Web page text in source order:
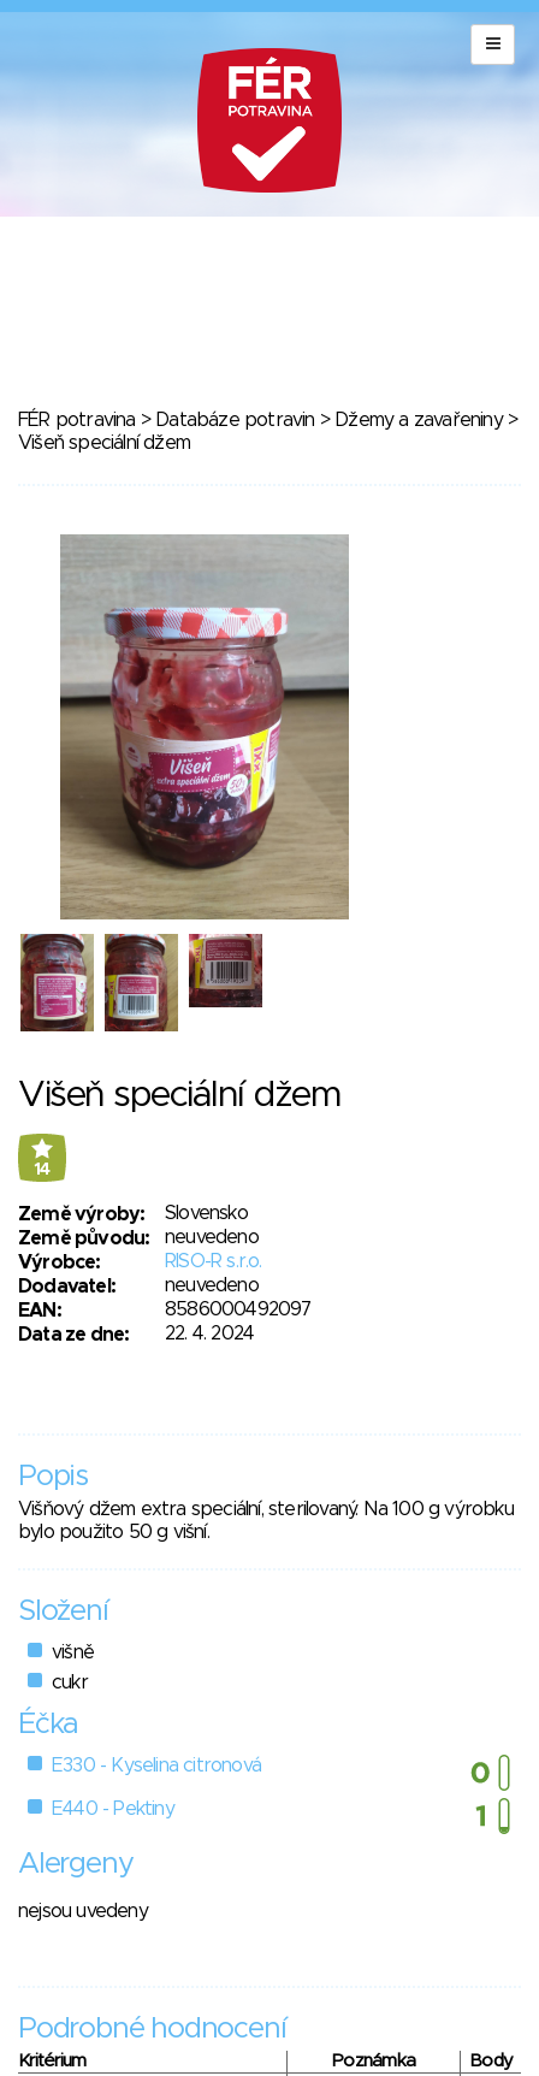
FÉR potravina > Databáze potravin > Džemy a zavařeniny>
Višeň speciální džem
Višeň speciální džem
14
Země výroby:
Slovensko
Země původu:
neuvedeno
Výrobce:
RISO-R s.r.o.
Dodavatel:
neuvedeno
EAN:
8586000492097
Data ze dne:
22. 4. 2024
Popis
Višňový džem extra speciální, sterilovaný. Na 100 g výrobku
bylo použito 50 g višní.
Složení
višně
cukr
Éčka
E330 - Kyselina citronová
E440 - Pektiny
Alergeny
nejsou uvedeny
Podrobné hodnocení
Kritérium Poznámka
Body